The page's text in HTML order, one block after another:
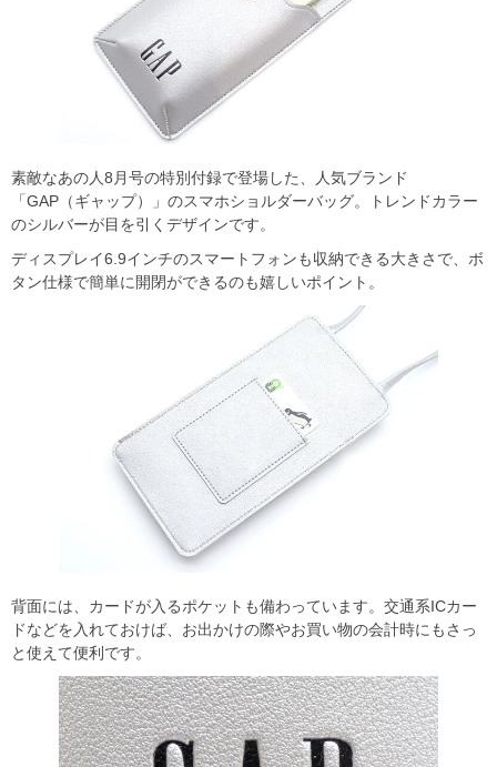
素敵なあの人8月号の特別付録で登場した、人気ブランド
「GAP（ギャップ）」のスマホショルダーバッグ。トレンドカラー
のシルバーが目を引くデザインです。
ディスプレイ6.9インチのスマートフォンも収納できる大きさで、ボ
タン仕様で簡単に開閉ができるのも嬉しいポイント。
背面には、カードが入るポケットも備わっています。交通系ICカー
ドなどを入れておけば、お出かけの際やお買い物の会計時にもさっ
と使えて便利です。